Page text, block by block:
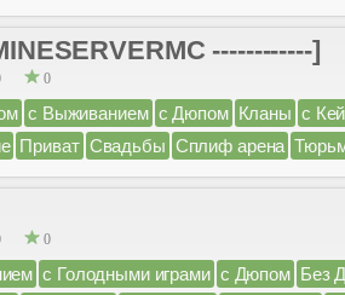
------------]
0
с Выживанием с Дюпом Кланы с
Приват Свадьбы Сплиф арена
0
с Голодными играми с Дюпом Без